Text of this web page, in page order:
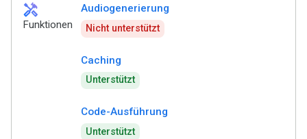
handyman
Funktionen
Audiogenerierung
Nicht unterstützt
Caching
Unterstützt
Code-Ausführung
Unterstützt